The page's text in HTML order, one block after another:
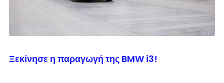
Ξεκίνησε η παραγωγή της BMW i3!